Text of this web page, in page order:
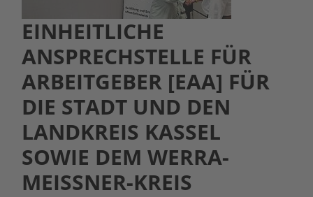
EINHEITLICHE
ANSPRECHSTELLE FÜR
ARBEITGEBER [EAA] FÜR
DIE STADT UND DEN
LANDKREIS KASSEL
SOWIE DEM WERRA-
MEISSNER-KREIS